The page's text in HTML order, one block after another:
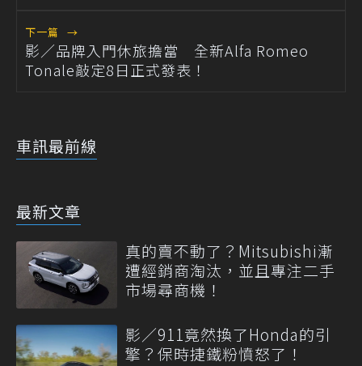
下一篇 →
影／品牌入門休旅擔當 全新Alfa Romeo
Tonale敲定8日正式發表！
車訊最前線
最新文章
真的賣不動了？Mitsubishi漸
遭經銷商淘汰，並且專注二手
市場尋商機！
影／911竟然換了Honda的引
擎？保時捷鐵粉憤怒了！